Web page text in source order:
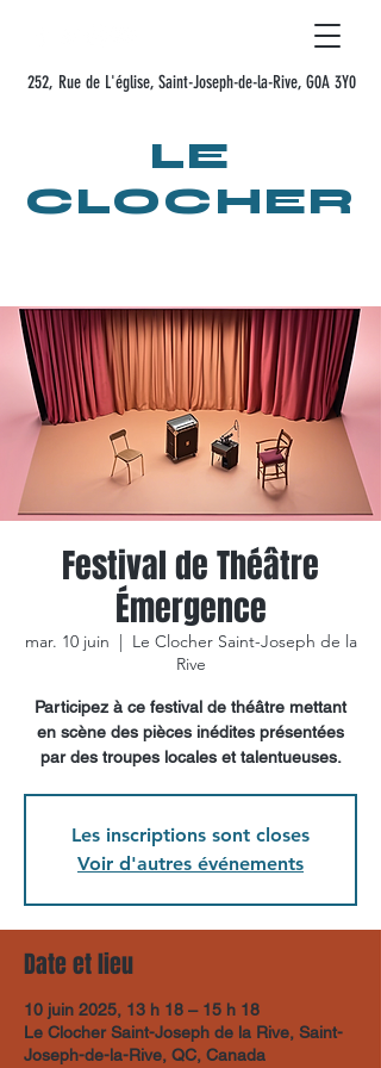
LE
CLOCHER
SAINT-JOSEPH-DE-LA-RIVE
252, Rue de L'église, Saint-Joseph-de-la-Rive, G0A 3Y0
Festival de Théâtre
Émergence
mar. 10 juin
  |
Le Clocher Saint-Joseph de la
Rive
Participez à ce festival de théâtre mettant
en scène des pièces inédites présentées
par des troupes locales et talentueuses.
Les inscriptions sont closes
Voir d'autres événements
Date et lieu
10 juin 2025, 13 h 18 – 15 h 18
Le Clocher Saint-Joseph de la Rive, Saint-
Joseph-de-la-Rive, QC, Canada